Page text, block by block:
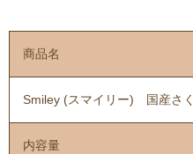
商品名
Smiley (スマイリー) 国産さ
内容量